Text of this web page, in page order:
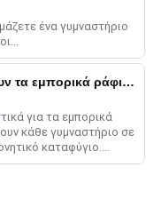
ένα γυμναστήριο
Χαρακτηριστικά που πρέπει να έχουν τα εμπορικά ράφια βάρους
για τα εμπορικά
κάθε γυμναστήριο σε
καταφύγιο....